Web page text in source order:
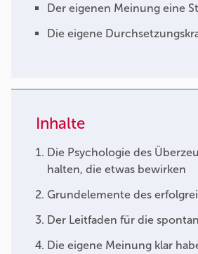
Der eigenen Meinung eine
Die eigene
Inhalte
Die Psychologie des
halten, die etwas bewirken
Grundelemente des
Der Leitfaden für die
Die eigene Meinung klar